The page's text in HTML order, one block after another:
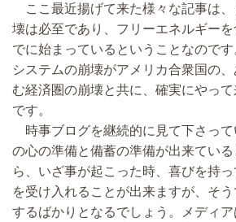
ここ最近揚げて来た様々な記事は、
壊は必至であり、フリーエネルギー
でに始まっているということなので
システムの崩壊がアメリカ合衆国の
む経済圏の崩壊と共に、確実にやっ
です。
時事ブログを継続的に見て下さって
の心の準備と備蓄の準備が出来てい
ら、いざ事が起こった時、喜びを持
を受け入れることが出来ますが、そ
するばかりとなるでしょう。メディ